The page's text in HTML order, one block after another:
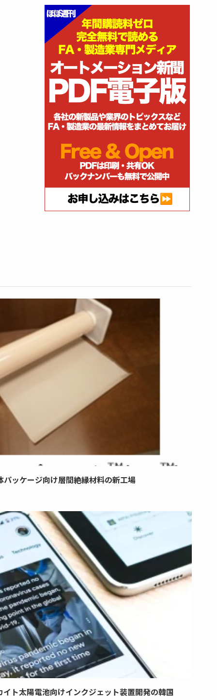
ッケージ向け層間絶縁材料の新工場
ト太陽電池向けインクジェット装置開発の韓国